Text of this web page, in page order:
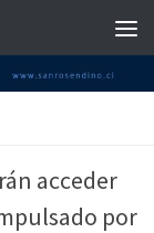
acceder
por